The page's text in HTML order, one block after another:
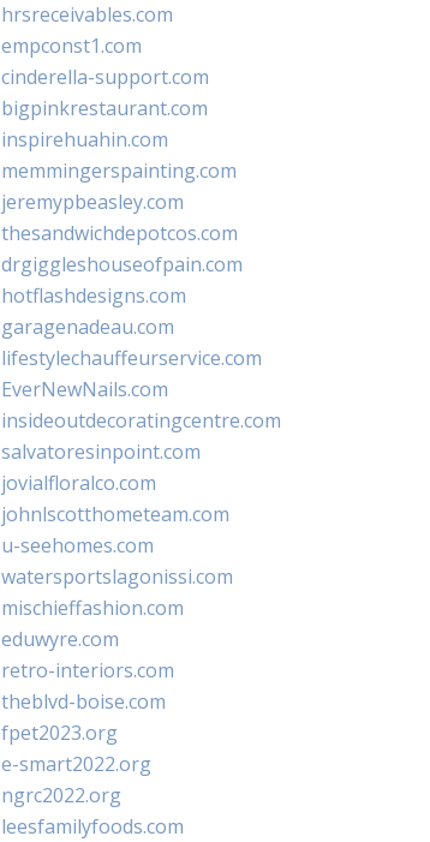
hrsreceivables.com
empconst1.com
cinderella-support.com
bigpinkrestaurant.com
inspirehuahin.com
memmingerspainting.com
jeremypbeasley.com
thesandwichdepotcos.com
drgiggleshouseofpain.com
hotflashdesigns.com
garagenadeau.com
lifestylechauffeurservice.com
EverNewNails.com
insideoutdecoratingcentre.com
salvatoresinpoint.com
jovialfloralco.com
johnlscotthometeam.com
u-seehomes.com
watersportslagonissi.com
mischieffashion.com
eduwyre.com
retro-interiors.com
theblvd-boise.com
fpet2023.org
e-smart2022.org
ngrc2022.org
leesfamilyfoods.com